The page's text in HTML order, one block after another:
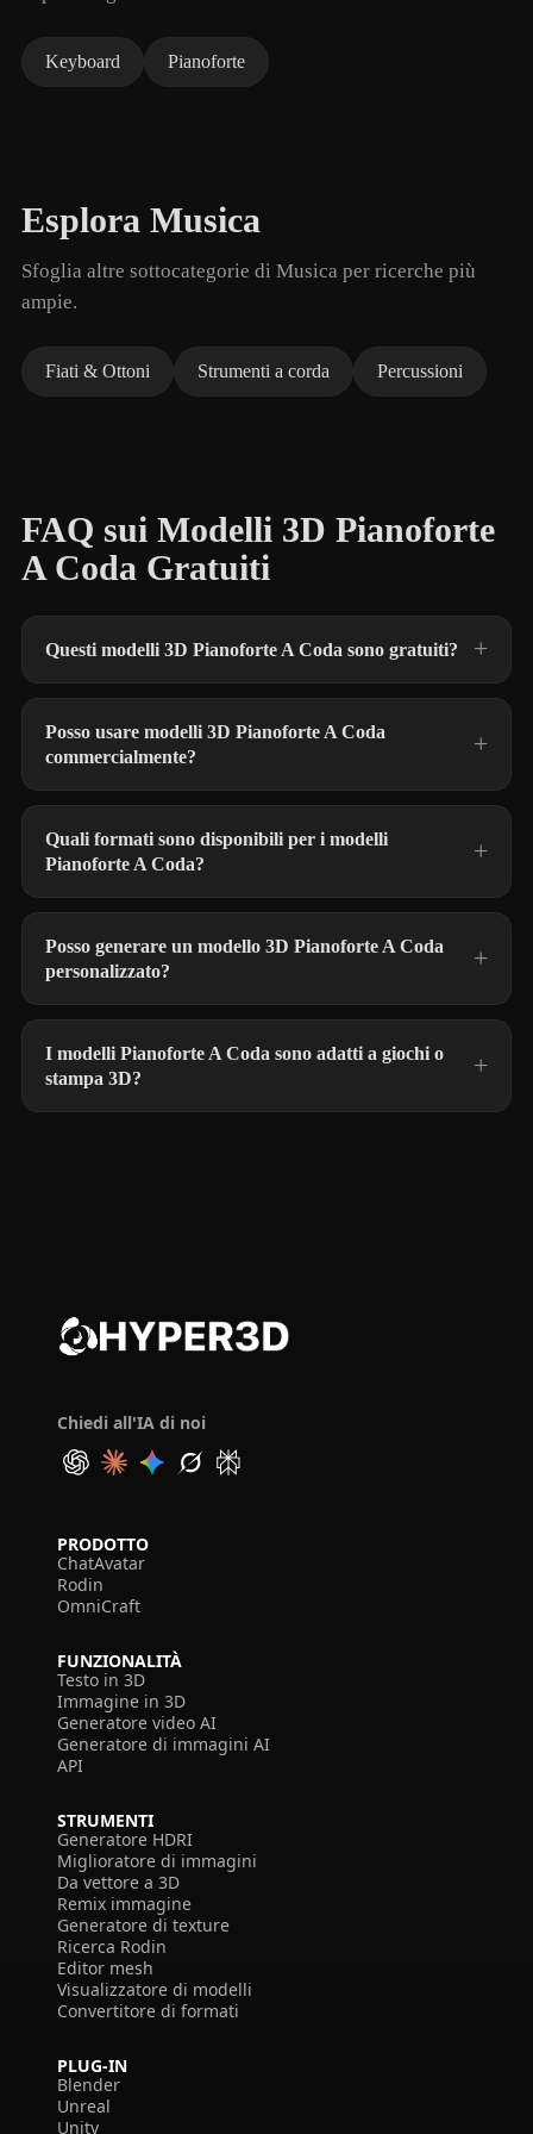
Keyboard Pianoforte
Esplora Musica
Sfoglia altre sottocategorie di Musica per ricerche più
ampie.
Fiati & Ottoni Strumenti a corda Percussioni
FAQ sui Modelli 3D Pianoforte
A Coda Gratuiti
Questi modelli 3D Pianoforte A Coda sono gratuiti?
Posso usare modelli 3D Pianoforte A Coda
commercialmente?
Quali formati sono disponibili per i modelli
Pianoforte A Coda?
Posso generare un modello 3D Pianoforte A Coda
personalizzato?
I modelli Pianoforte A Coda sono adatti a giochi o
stampa 3D?
Chiedi all'IA di noi
PRODOTTO
ChatAvatar
Rodin
OmniCraft
FUNZIONALITÀ
Testo in 3D
Immagine in 3D
Generatore video AI
Generatore di immagini AI
API
STRUMENTI
Generatore HDRI
Miglioratore di immagini
Da vettore a 3D
Remix immagine
Generatore di texture
Ricerca Rodin
Editor mesh
Visualizzatore di modelli
Convertitore di formati
PLUG-IN
Blender
Unreal
Unity